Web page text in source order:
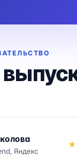
Яндекс